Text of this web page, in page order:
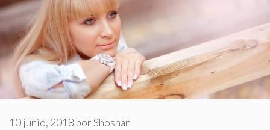
10 junio, 2018 porShoshan